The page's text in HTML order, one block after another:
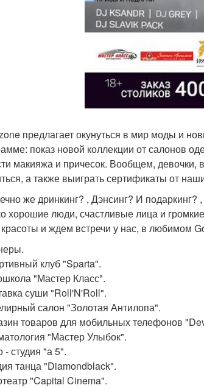
предлагает окунуться в мир моды и
показ новой коллекции от салонов
макияжа и причесок. Вообщем, девочки,
а также выиграть сертификаты от
же дринкинг? , Дэнсинг? И
хорошие люди, счастливые лица и
и ждем встречи у нас, в любимом
клуб "Sparta".
"Мастер Класс".
суши "Roll'N'Roll".
салон "Золотая Антилопа".
товаров для мобильных телефонов
"Мастер Улыбок".
- студия "а 5".
танца "Diamondblack".
"Capital Cinema".